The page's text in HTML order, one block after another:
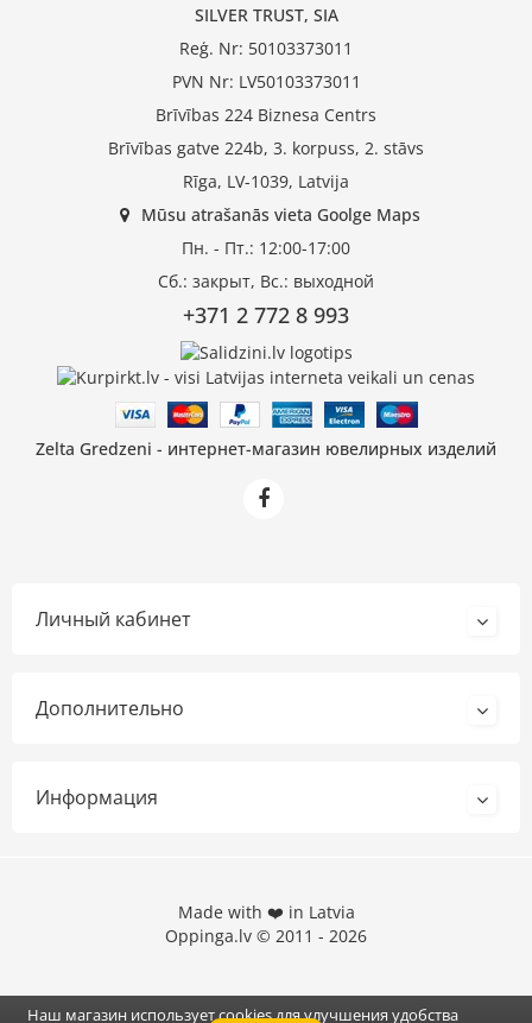
SILVER TRUST, SIA
Reģ. Nr: 50103373011
PVN Nr: LV50103373011
Brīvības 224 Biznesa Centrs
Brīvības gatve 224b, 3. korpuss, 2. stāvs
Rīga, LV-1039, Latvija
Mūsu atrašanās vieta Goolge Maps
Пн. - Пт.: 12:00-17:00
Сб.: закрыт, Вс.: выходной
+371 2 772 8 993
Zelta Gredzeni - интернет-магазин ювелирных изделий
Личный кабинет
Дополнительно
Информация
Made with ❤️ in Latvia
Oppinga.lv © 2011 - 2026
Наш магазин использует cookies для улучшения удобства